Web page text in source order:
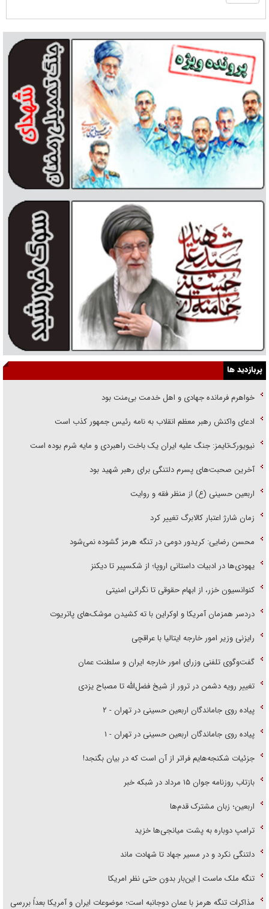
پربازدید ها
خواهرم فرمانده جهادی و اهل خدمت بی‌منت بود
ادعای واکنش رهبر معظم انقلاب به نامه رئیس جمهور کذب است
نیویورک‌تایمز: جنگ علیه ایران یک باخت راهبردی و مایه شرم بوده است
آخرین صحبت‌های پسرم دلتنگی برای رهبر شهید بود
اربعین حسینی (ع) از منظر فقه و روایت
زمان شارژ اعتبار کالابرگ تغییر کرد
محسن رضایی: کریدور دومی در تنگه هرمز گشوده نمی‌شود
یهودی‌ها در ادبیات داستانی اروپا؛ از شکسپیر تا دیکنز
کنوانسیون خزر، از ابهام حقوقی تا نگرانی امنیتی
دردسر همزمان آمریکا و اوکراین با ته کشیدن موشک‌های پاتریوت
رایزنی وزیر امور خارجه ایتالیا با عراقچی
گفت‌وگوی تلفنی وزرای امور خارجه ایران و سلطنت عمان
تغییر رویه دشمن در ترور از شیخ فضل‌الله تا مصباح یزدی
پیاده روی جاماندگان اربعین حسینی در تهران - ۲
پیاده روی جاماندگان اربعین حسینی در تهران - ۱
جزئیات شکنجه‌هایم فراتر از آن است که در بیان بگنجد!
بازتاب روزنامه جوان ۱۵ مرداد در شبکه خبر
اربعین؛ زبان مشترک قدم‌ها
ترامپ دوباره به پشت میانجی‌ها خزید
دلتنگی نکرد و در مسیر جهاد تا شهادت ماند
تنگه ملک ماست | این‌بار بدون حتی نظر امریکا
مذاکرات تنگه هرمز با عمان دوجانبه است؛ موضوعات ایران و آمریکا بعداً بررسی